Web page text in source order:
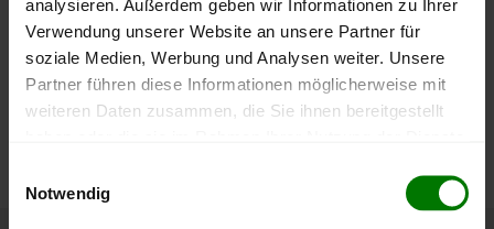
analysieren. Außerdem geben wir Informationen zu Ihrer
Verwendung unserer Website an unsere Partner für
soziale Medien, Werbung und Analysen weiter. Unsere
Partner führen diese Informationen möglicherweise mit
weiteren Daten zusammen, die Sie ihnen bereitgestellt
Notwendig
lose Ware Sackware
September
Januar
Mai
Die aktuelle Preisentwicklung für Holzpellets in Deutschland
können Sie jederzeit auf unsererPelletspreise-Seite